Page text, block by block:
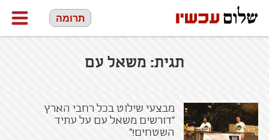
תרומה
תגית: משאל עם
מבצעי שילוט בכל רחבי הארץ
"דורשים משאל עם על עתיד
השטחים!"